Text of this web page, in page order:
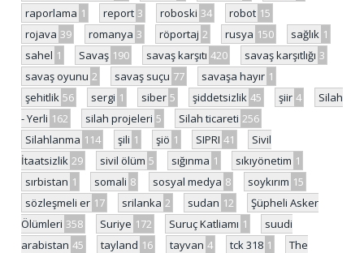
raporlama 1 report 3 roboski 34 robot 15
rojava 39 romanya 3 röportaj 2 rusya 150 sağlık 1
sahel 1 Savaş 190 savaş karşıtı 420 savaş karşıtlığı 3
savaş oyunu 2 savaş suçu 77 savaşa hayır 1
şehitlik 56 sergi 1 siber 5 şiddetsizlik 45 şiir 4
Silah
- Yerli 162 silah projeleri 5 Silah ticareti 256
Silahlanma 114 şili 1 şiö 1 SIPRI 41
Sivil
İtaatsizlik 29 sivil ölüm 5 sığınma 1 sıkıyönetim 1
sırbistan 1 somali 8 sosyal medya 8 soykırım 15
sözleşmeli er 17 srilanka 2 sudan 12
Şüpheli Asker
Ölümleri 358 Suriye 172 Suruç Katliamı 1
suudi
arabistan 45 tayland 16 tayvan 4 tck 318 1
The